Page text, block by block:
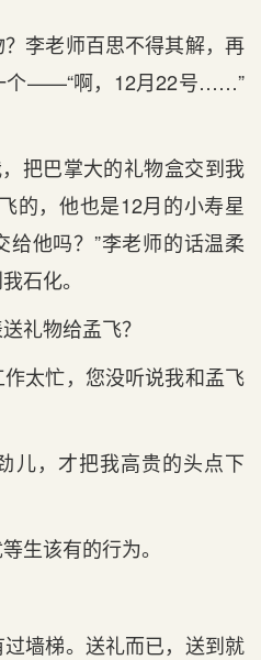
李老师百思不得其解，再
个——“啊，12月22号……”
把巴掌大的礼物盒交到我
的，他也是12月的小寿星
他吗？”李老师的话温柔
石化。
礼物给孟飞？
太忙，您没听说我和孟飞
儿，才把我高贵的头点下
生该有的行为。
墙梯。送礼而已，送到就